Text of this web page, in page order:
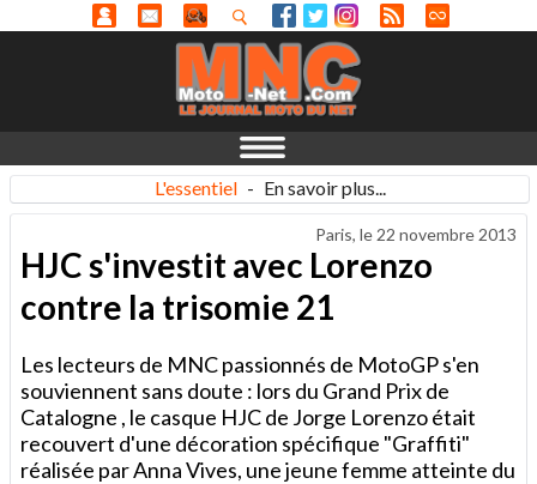
L'essentiel - En savoir plus...
Paris, le 22 novembre 2013
HJC s'investit avec Lorenzo
contre la trisomie 21
Les lecteurs de MNC passionnés de MotoGP s'en
souviennent sans doute : lors du Grand Prix de
Catalogne , le casque HJC de Jorge Lorenzo était
recouvert d'une décoration spécifique "Graffiti"
réalisée par Anna Vives, une jeune femme atteinte du